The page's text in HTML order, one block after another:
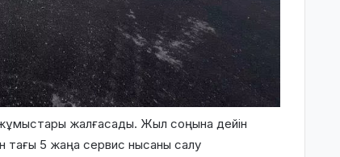
жалғасады. Жыл соңына дейін
тағы 5 жаңа сервис нысаны салу